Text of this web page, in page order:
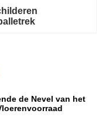
de Nevel van het